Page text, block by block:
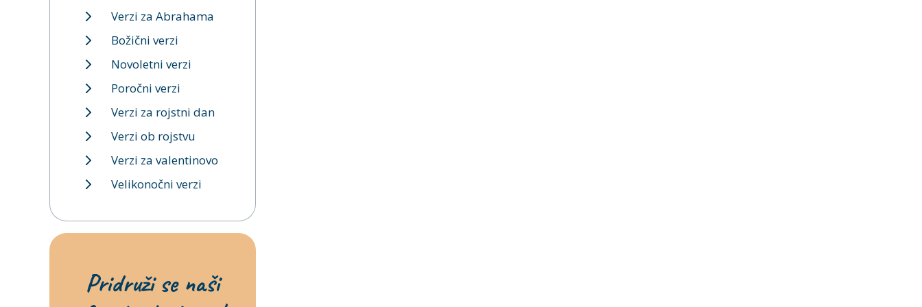
Verzi za Abrahama
Božični verzi
Novoletni verzi
Poročni verzi
Verzi za rojstni dan
Verzi ob rojstvu
Verzi za valentinovo
Velikonočni verzi
Pridruži se naši